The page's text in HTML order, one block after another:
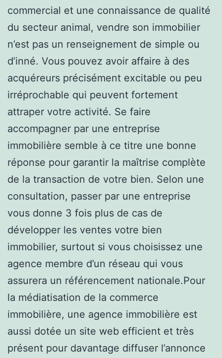
commercial et une connaissance de qualité
du secteur animal, vendre son immobilier
n’est pas un renseignement de simple ou
d’inné. Vous pouvez avoir affaire à des
acquéreurs précisément excitable ou peu
irréprochable qui peuvent fortement
attraper votre activité. Se faire
accompagner par une entreprise
immobilière semble à ce titre une bonne
réponse pour garantir la maîtrise complète
de la transaction de votre bien. Selon une
consultation, passer par une entreprise
vous donne 3 fois plus de cas de
développer les ventes votre bien
immobilier, surtout si vous choisissez une
agence membre d’un réseau qui vous
assurera un référencement nationale.Pour
la médiatisation de la commerce
immobilière, une agence immobilière est
aussi dotée un site web efficient et très
présent pour davantage diffuser l’annonce